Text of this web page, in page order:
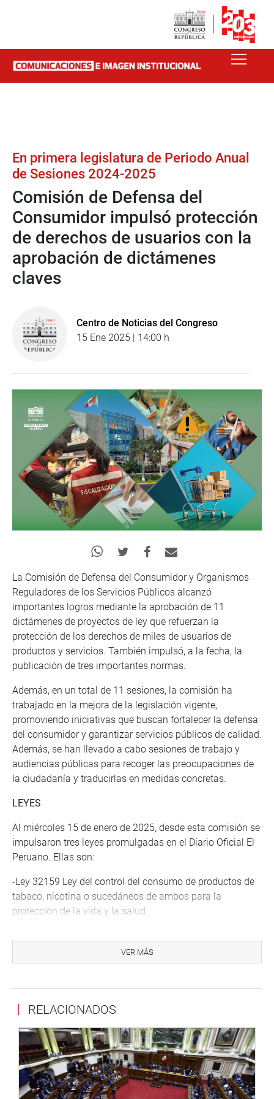
En primera legislatura de Periodo Anual
de Sesiones 2024-2025
Comisión de Defensa del
Consumidor impulsó protección
de derechos de usuarios con la
aprobación de dictámenes
claves
Centro de Noticias del Congreso
15 Ene 2025 | 14:00 h
La Comisión de Defensa del Consumidor y Organismos
Reguladores de los Servicios Públicos alcanzó
importantes logros mediante la aprobación de 11
dictámenes de proyectos de ley que refuerzan la
protección de los derechos de miles de usuarios de
productos y servicios. También impulsó, a la fecha, la
publicación de tres importantes normas.
Además, en un total de 11 sesiones, la comisión ha
trabajado en la mejora de la legislación vigente,
promoviendo iniciativas que buscan fortalecer la defensa
del consumidor y garantizar servicios públicos de calidad.
Además, se han llevado a cabo sesiones de trabajo y
audiencias públicas para recoger las preocupaciones de
la ciudadanía y traducirlas en medidas concretas.
LEYES
Al miércoles 15 de enero de 2025, desde esta comisión se
impulsaron tres leyes promulgadas en el Diario Oficial El
Peruano. Ellas son:
-Ley 32159 Ley del control del consumo de productos de
tabaco, nicotina o sucedáneos de ambos para la
protección de la vida y la salud.
realización de sesiones de los diferentes órganos
resolutivos del Instituto Nacional de Defensa de la
-Ley 32230 Ley que modifica la Ley 29571, Código de
Protección y Defensa del Consumidor, con el fin de
fortalecer el sistema de alertas de productos y servicios
peligrosos (Sistema de Alertas de Consumo).
Además, hay 2 autógrafas de ley que están a la espera de
VER MÁS
RELACIONADOS